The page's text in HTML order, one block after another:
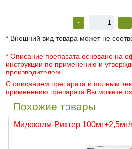
- +
* Внешний вид товара может не
* Описание препарата основано на
инструкции по применению и
производителем.
С описанием препарата и полным
применению препарата Вы можете
Похожие товары
Мидокалм-Рихтер 100мг+2,5мг/